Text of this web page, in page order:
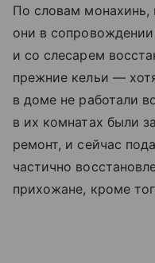
По словам монахинь,
они в
и со слесарем
прежние кельи —
в доме не работали
в их комнатах были
ремонт, и сейчас
частично
прихожане, кроме